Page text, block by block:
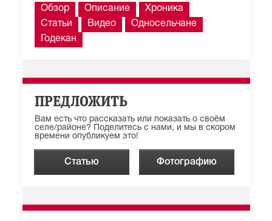
Обзор Описание
Хроника
Статьи
Видео
Односельчане
Годекан
ПРЕДЛОЖИТЬ
Вам есть что рассказать или показать о своём
селе/районе? Поделитесь с нами, и мы в скором
времени опубликуем это!
Статью Фотографию